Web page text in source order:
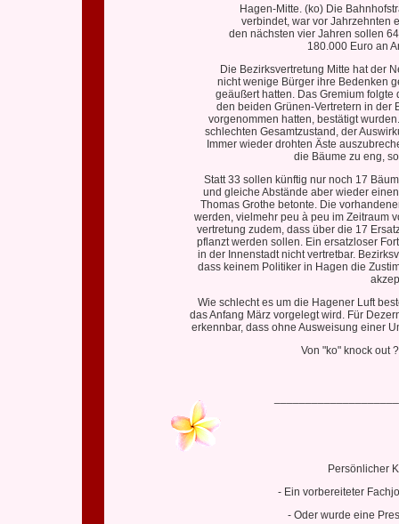
Hagen-Mitte. (ko) Die
verbindet, war vor Jahrzehnten
den nächsten vier Jahren sollen
180.000 Euro an
Die Bezirksvertretung Mitte hat der
nicht wenige Bürger ihre Bedenken
geäußert hatten. Das Gremium
den beiden Grünen-Vertretern in der
vorgenommen hatten, bestätigt
schlechten Gesamtzustand, der
Immer wieder drohten Äste
die Bäume zu eng,
Statt 33 sollen künftig nur noch 17
und gleiche Abstände aber wieder
Thomas Grothe betonte. Die
werden, vielmehr peu à peu im Zeitraum
vertretung zudem, dass über die 17
pflanzt werden sollen. Ein ersatzloser
in der Innenstadt nicht vertretbar.
dass keinem Politiker in Hagen die
Wie schlecht es um die Hagener Luft
das Anfang März vorgelegt wird. Für
erkennbar, dass ohne Ausweisung einer
Von "ko" knock out
Persönlicher
- Ein vorbereiteter
- Oder wurde eine